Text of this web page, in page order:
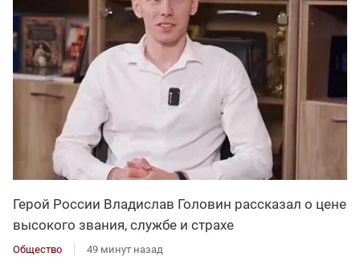
Герой России Владислав Головин рассказал о цене
высокого звания, службе и страхе
Общество 49 минут назад